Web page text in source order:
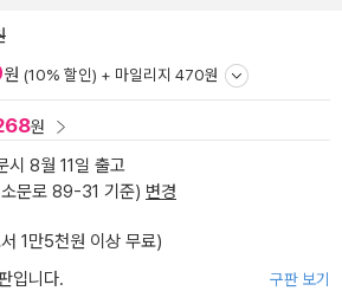
원 (10% 할인) + 마일리지 470원
원
시 8월 11일 출고
문로 89-31 기준) 변경
1만5천원 이상 무료)
입니다. 구판 보기